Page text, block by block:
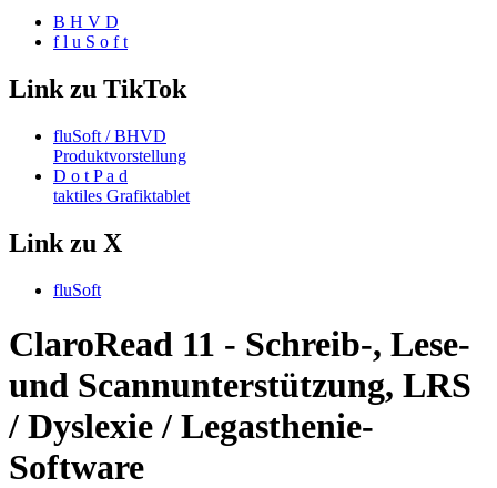
B H V D
f l u S o f t
Link zu TikTok
fluSoft / BHVD
Produktvorstellung
D o t P a d
taktiles Grafiktablet
Link zu X
fluSoft
ClaroRead 11 - Schreib-, Lese-
und Scannunterstützung, LRS
/ Dyslexie / Legasthenie-
Software